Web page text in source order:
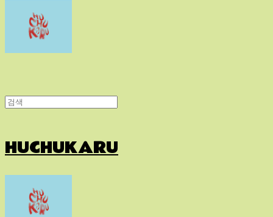
HUCHUKARU